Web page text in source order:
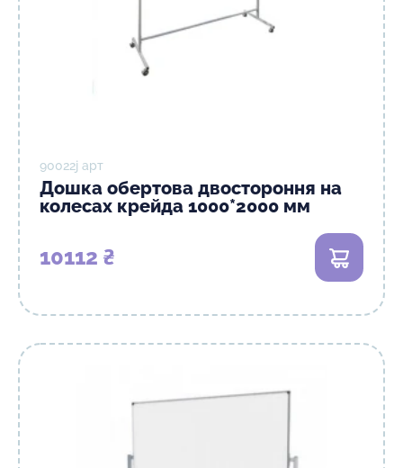
90022j арт
Дошка обертова двостороння на
колесах крейда 1000*2000 мм
10112 ₴